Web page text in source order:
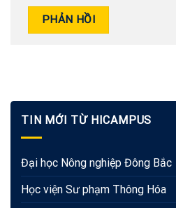
TIN MỚI TỪ HICAMPUS
Đại học Nông nghiệp Đông Bắc
Học viện Sư phạm Thông Hóa